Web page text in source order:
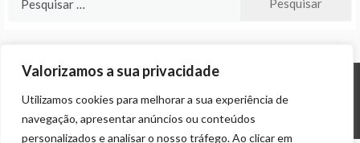
Valorizamos a sua privacidade
Utilizamos cookies para melhorar a sua experiência de
navegação, apresentar anúncios ou conteúdos
personalizados e analisar o nosso tráfego. Ao clicar em
© ALL RIGHTS RESERVED 2024 THEME: PROMOS BYTEMPLATE SELL